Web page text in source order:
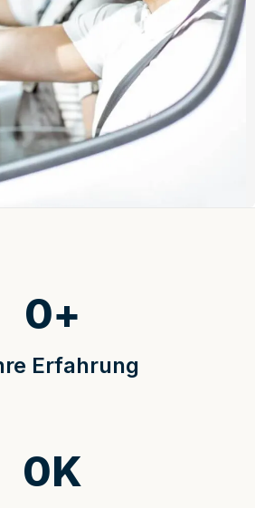
Erfahrung
0+
0K